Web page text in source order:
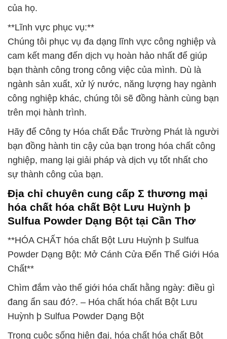
của họ.
**Lĩnh vực phục vụ:**
Chúng tôi phục vụ đa dạng lĩnh vực công nghiệp và
cam kết mang đến dịch vụ hoàn hảo nhất để giúp
bạn thành công trong công việc của mình. Dù là
ngành sản xuất, xử lý nước, năng lượng hay ngành
công nghiệp khác, chúng tôi sẽ đồng hành cùng bạn
trên mọi hành trình.
Hãy để Công ty Hóa chất Đắc Trường Phát là người
bạn đồng hành tin cậy của bạn trong hóa chất công
nghiệp, mang lại giải pháp và dịch vụ tốt nhất cho
sự thành công của bạn.
Địa chỉ chuyên cung cấp Σ thương mại
hóa chất hóa chất Bột Lưu Huỳnh þ
Sulfua Powder Dạng Bột tại Cần Thơ
**HÓA CHẤT hóa chất Bột Lưu Huỳnh þ Sulfua
Powder Dạng Bột: Mở Cánh Cửa Đến Thế Giới Hóa
Chất**
Chìm đắm vào thế giới hóa chất hằng ngày: điều gì
đang ẩn sau đó?. – Hóa chất hóa chất Bột Lưu
Huỳnh þ Sulfua Powder Dạng Bột
Trong cuộc sống hiện đại, hóa chất hóa chất Bột